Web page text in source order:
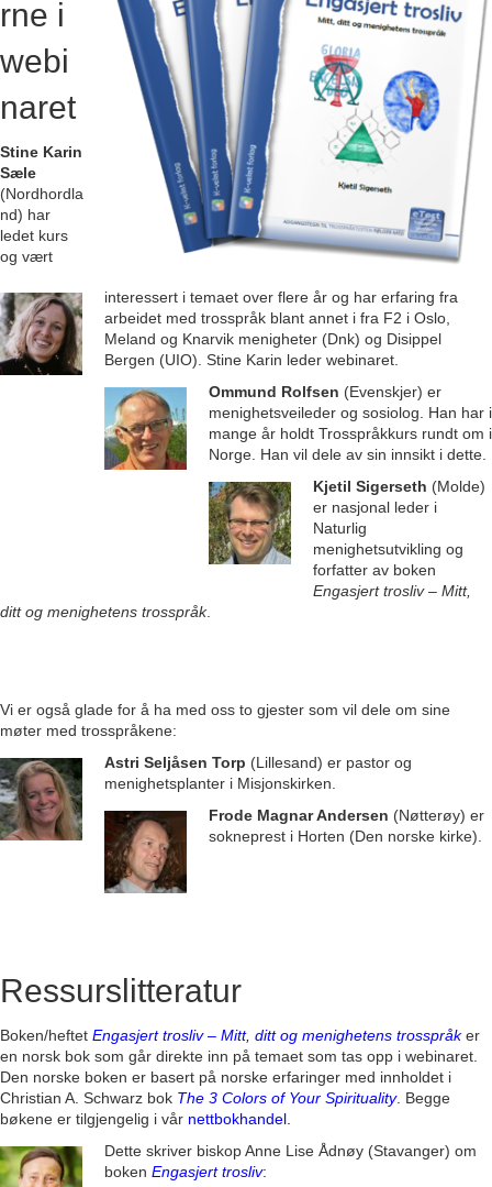
rne i
webi
naret
Stine Karin
Sæle
(Nordhordla
nd) har
ledet kurs
og vært
interessert i temaet over flere år og har erfaring fra
arbeidet med trosspråk blant annet i fra F2 i Oslo,
Meland og Knarvik menigheter (Dnk) og Disippel
Bergen (UIO). Stine Karin leder webinaret.
Ommund Rolfsen (Evenskjer) er
menighetsveileder og sosiolog. Han har i
mange år holdt Trosspråkkurs rundt om i
Norge. Han vil dele av sin innsikt i dette.
Kjetil Sigerseth (Molde)
er nasjonal leder i
Naturlig
menighetsutvikling og
forfatter av boken
Engasjert trosliv – Mitt,
ditt og menighetens trosspråk.
Vi er også glade for å ha med oss to gjester som vil dele om sine
møter med trosspråkene:
Astri Seljåsen Torp (Lillesand) er pastor og
menighetsplanter i Misjonskirken.
Frode Magnar Andersen (Nøtterøy) er
sokneprest i Horten (Den norske kirke).
Ressurslitteratur
Boken/heftet Engasjert trosliv – Mitt, ditt og menighetens trosspråk er
en norsk bok som går direkte inn på temaet som tas opp i webinaret.
Den norske boken er basert på norske erfaringer med innholdet i
Christian A. Schwarz bok The 3 Colors of Your Spirituality. Begge
bøkene er tilgjengelig i vår nettbokhandel.
Dette skriver biskop Anne Lise Ådnøy (Stavanger) om
boken Engasjert trosliv: